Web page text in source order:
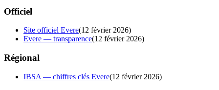
Officiel
Site officiel Evere(12 février 2026)
Evere — transparence(12 février 2026)
Régional
IBSA — chiffres clés Evere(12 février 2026)